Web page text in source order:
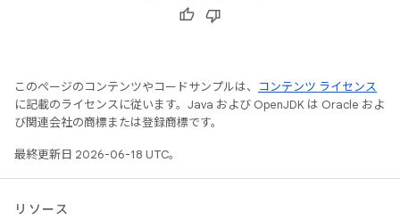
このページのコンテンツやコードサンプルは、
コンテンツ ライセンス
に記載のライセンスに従います。Java および OpenJDK は Oracle およ
び関連会社の商標または登録商標です。
最終更新日 2026-06-18 UTC。
リソース